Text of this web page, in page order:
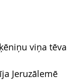
viņa tēva
Jeruzālemē